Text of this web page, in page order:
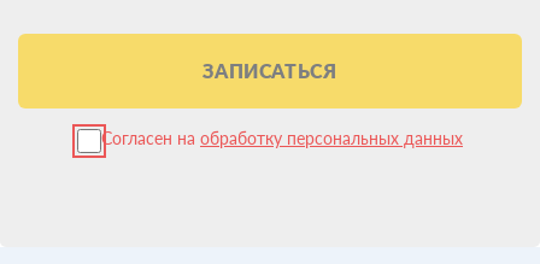
ЗАПИСАТЬСЯ
Согласен на обработку персональных данных